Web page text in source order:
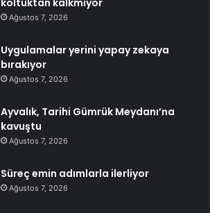
Ağustos 7, 2026
Uygulamalar yerini yapay zekaya
bırakıyor
Ağustos 7, 2026
Ayvalık, Tarihi Gümrük Meydanı’na
kavuştu
Ağustos 7, 2026
Süreç emin adımlarla ilerliyor
Ağustos 7, 2026